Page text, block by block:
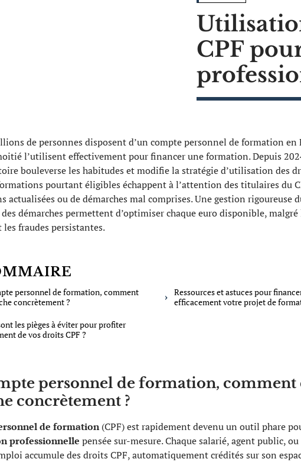
CPF
de personnes disposent d’un compte personnel de formation en
l’utilisent effectivement pour financer une formation. Depuis
bouleverse les habitudes et modifie la stratégie d’utilisation des
pourtant éligibles échappent à l’attention des titulaires du
actualisées ou de démarches mal comprises. Une gestion rigoureuse
démarches permettent d’optimiser chaque euro disponible, malgré
fraudes persistantes.
personnel de formation, comment
concrètement ?
les pièges à éviter pour profiter
de vos droits CPF ?
Ressources et astuces pour
efficacement votre projet de
personnel de formation, comment
concrètement ?
de formation(CPF) est rapidement devenu un outil phare
professionnelle pensée sur-mesure. Chaque salarié, agent public,
accumule des droits CPF, automatiquement crédités sur son